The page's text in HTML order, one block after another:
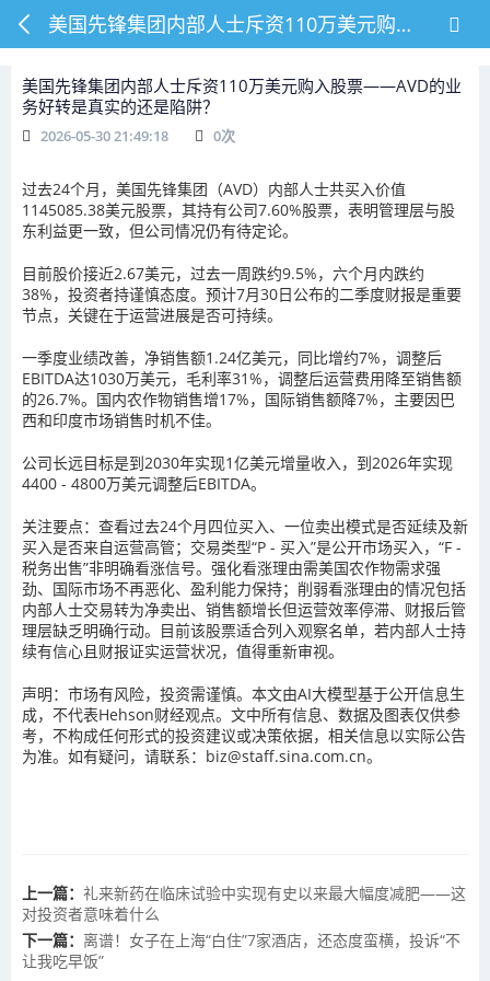
美国先锋集团内部人士斥资110万美元购入股票——AVD的业务好转是真实的还是陷阱？
美国先锋集团内部人士斥资110万美元购入股票——AVD的业
务好转是真实的还是陷阱？
2026-05-30 21:49:18 0次
过去24个月，美国先锋集团（AVD）内部人士共买入价值
1145085.38美元股票，其持有公司7.60%股票，表明管理层与股
东利益更一致，但公司情况仍有待定论。
目前股价接近2.67美元，过去一周跌约9.5%，六个月内跌约
38%，投资者持谨慎态度。预计7月30日公布的二季度财报是重要
节点，关键在于运营进展是否可持续。
一季度业绩改善，净销售额1.24亿美元，同比增约7%，调整后
EBITDA达1030万美元，毛利率31%，调整后运营费用降至销售额
的26.7%。国内农作物销售增17%，国际销售额降7%，主要因巴
西和印度市场销售时机不佳。
公司长远目标是到2030年实现1亿美元增量收入，到2026年实现
4400 - 4800万美元调整后EBITDA。
关注要点：查看过去24个月四位买入、一位卖出模式是否延续及新
买入是否来自运营高管；交易类型“P - 买入”是公开市场买入，“F -
税务出售”非明确看涨信号。强化看涨理由需美国农作物需求强
劲、国际市场不再恶化、盈利能力保持；削弱看涨理由的情况包括
内部人士交易转为净卖出、销售额增长但运营效率停滞、财报后管
理层缺乏明确行动。目前该股票适合列入观察名单，若内部人士持
续有信心且财报证实运营状况，值得重新审视。
声明：市场有风险，投资需谨慎。本文由AI大模型基于公开信息生
成，不代表Hehson财经观点。文中所有信息、数据及图表仅供参
考，不构成任何形式的投资建议或决策依据，相关信息以实际公告
为准。如有疑问，请联系：biz@staff.sina.com.cn。
上一篇： 礼来新药在临床试验中实现有史以来最大幅度减肥——这
对投资者意味着什么
下一篇： 离谱！女子在上海“白住”7家酒店，还态度蛮横，投诉“不
让我吃早饭”